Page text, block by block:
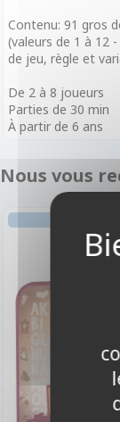
Contenu: 91 gros
(valeurs de 1 à 12
de jeu, règle et
De 2 à 8 joueurs
Parties de 30 min
À partir de 6 ans
Nous vous
Ouga